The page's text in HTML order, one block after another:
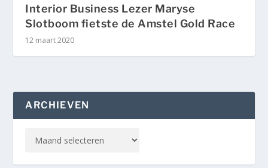
Interior Business Lezer Maryse
Slotboom fietste de Amstel Gold Race
12 maart 2020
ARCHIEVEN